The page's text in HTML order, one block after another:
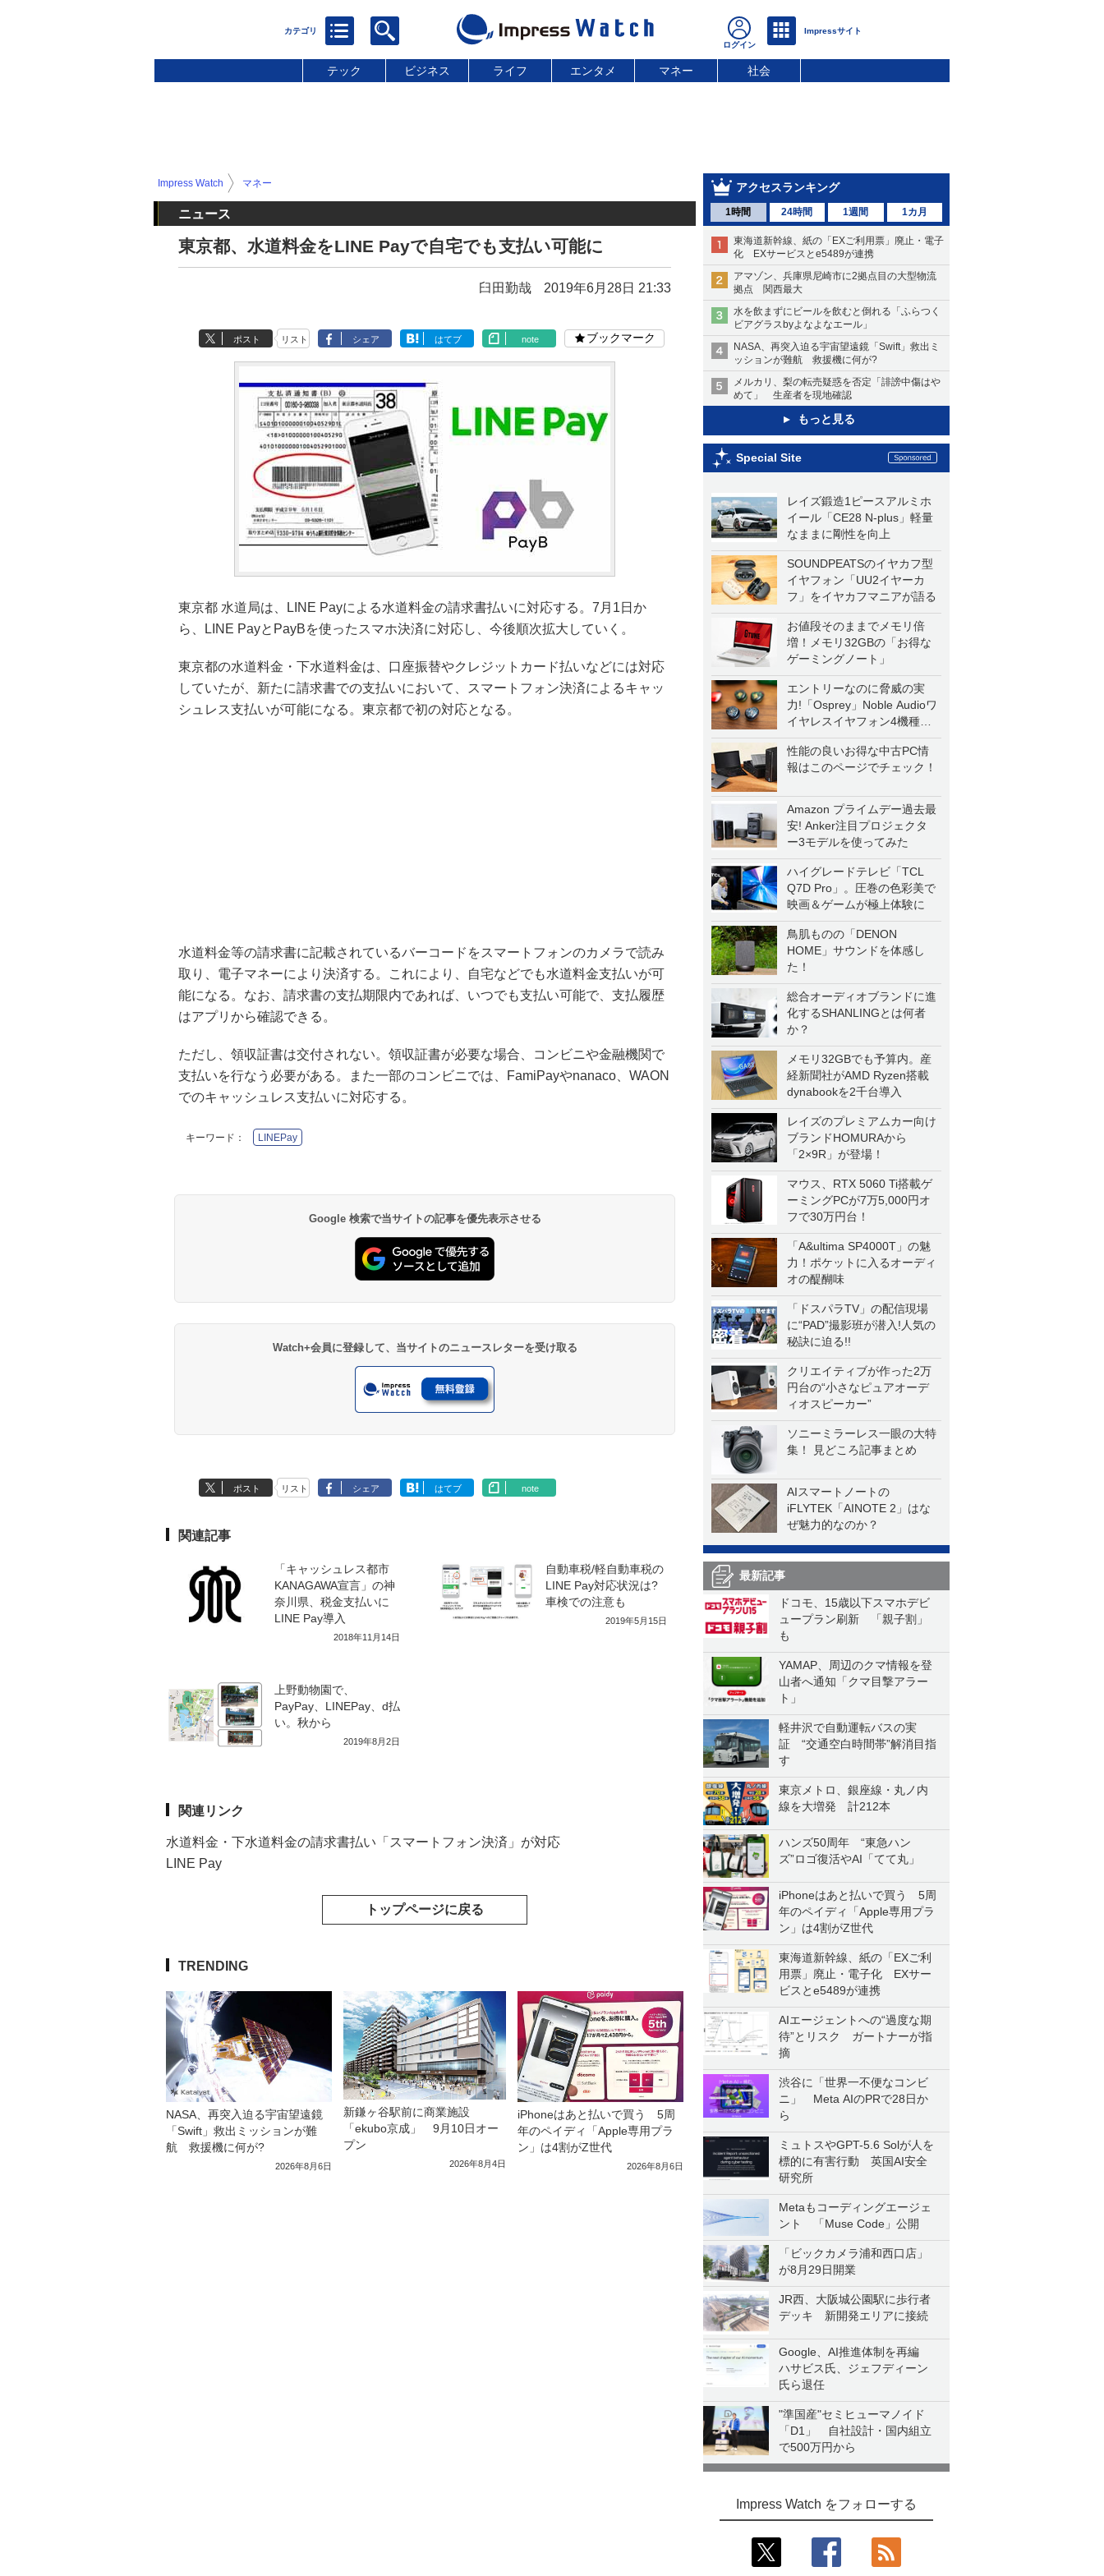
テック ビジネス ライフ エンタメ マネー 社会
アクセスランキング
1時間 24時間 1週間 1カ月
東海道新幹線、紙の「EXご利用票」廃止・電子
化 EXサービスとe5489が連携
アマゾン、兵庫県尼崎市に2拠点目の大型物流
拠点 関西最大
水を飲まずにビールを飲むと倒れる「ふらつく
ビアグラスbyよなよなエール」
NASA、再突入迫る宇宙望遠鏡「Swift」救出ミ
ッションが難航 救援機に何が?
メルカリ、梨の転売疑惑を否定「誹謗中傷はや
めて」 生産者を現地確認
もっと見る
Special Site
レイズ鍛造1ピースアルミホ
イール「CE28 N-plus」軽量
なままに剛性を向上
SOUNDPEATSのイヤカフ型
イヤフォン「UU2イヤーカ
フ」をイヤカフマニアが語る
お値段そのままでメモリ倍
増！メモリ32GBの「お得な
ゲーミングノート」
エントリーなのに脅威の実
力!「Osprey」Noble Audioワ
イヤレスイヤフォン4機種を
一気に聴く
性能の良いお得な中古PC情
報はこのページでチェック！
Amazon プライムデー過去最
安! Anker注目プロジェクタ
ー3モデルを使ってみた
ハイグレードテレビ「TCL
Q7D Pro」。圧巻の色彩美で
映画＆ゲームが極上体験に
鳥肌ものの「DENON
HOME」サウンドを体感し
た！
総合オーディオブランドに進
化するSHANLINGとは何者
か？
メモリ32GBでも予算内。産
経新聞社がAMD Ryzen搭載
dynabookを2千台導入
レイズのプレミアムカー向け
ブランドHOMURAから
「2×9R」が登場！
マウス、RTX 5060 Ti搭載ゲ
ーミングPCが7万5,000円オ
フで30万円台！
「A&ultima SP4000T」の魅
力！ポケットに入るオーディ
オの醍醐味
「ドスパラTV」の配信現場
に“PAD”撮影班が潜入!人気の
秘訣に迫る!!
クリエイティブが作った2万
円台の“小さなピュアオーデ
ィオスピーカー”
ソニーミラーレス一眼の大特
集！ 見どころ記事まとめ
AIスマートノートの
iFLYTEK「AINOTE 2」はな
ぜ魅力的なのか？
最新記事
ドコモ、15歳以下スマホデビ
ュープラン刷新 「親子割」
も
YAMAP、周辺のクマ情報を登
山者へ通知「クマ目撃アラー
ト」
軽井沢で自動運転バスの実
証 “交通空白時間帯”解消目指
す
東京メトロ、銀座線・丸ノ内
線を大増発 計212本
ハンズ50周年 “東急ハン
ズ”ロゴ復活やAI「てて丸」
iPhoneはあと払いで買う 5周
年のペイディ「Apple専用プラ
ン」は4割がZ世代
東海道新幹線、紙の「EXご利
用票」廃止・電子化 EXサー
ビスとe5489が連携
AIエージェントへの“過度な期
待”とリスク ガートナーが指
摘
渋谷に「世界一不便なコンビ
ニ」 Meta AIのPRで28日か
ら
ミュトスやGPT-5.6 Solが人を
標的に有害行動 英国AI安全
研究所
Metaもコーディングエージェ
ント 「Muse Code」公開
「ビックカメラ浦和西口店」
が8月29日開業
JR西、大阪城公園駅に歩行者
デッキ 新開発エリアに接続
Google、AI推進体制を再編
ハサビス氏、ジェフディーン
氏ら退任
"準国産"セミヒューマノイド
「D1」 自社設計・国内組立
で500万円から
Impress Watch をフォローする
Impress Watch マネー
ニュース
東京都、水道料金をLINE Payで自宅でも支払い可能に
臼田勤哉 2019年6月28日 21:33
ポスト リスト シェア はてブ note ブックマーク
東京都 水道局は、LINE Payによる水道料金の請求書払いに対応する。7月1日か
ら、LINE PayとPayBを使ったスマホ決済に対応し、今後順次拡大していく。
東京都の水道料金・下水道料金は、口座振替やクレジットカード払いなどには対応
していたが、新たに請求書での支払いにおいて、スマートフォン決済によるキャッ
シュレス支払いが可能になる。東京都で初の対応となる。
水道料金等の請求書に記載されているバーコードをスマートフォンのカメラで読み
取り、電子マネーにより決済する。これにより、自宅などでも水道料金支払いが可
能になる。なお、請求書の支払期限内であれば、いつでも支払い可能で、支払履歴
はアプリから確認できる。
ただし、領収証書は交付されない。領収証書が必要な場合、コンビニや金融機関で
支払いを行なう必要がある。また一部のコンビニでは、FamiPayやnanaco、WAON
でのキャッシュレス支払いに対応する。
キーワード： LINEPay
Google 検索で当サイトの記事を優先表示させる
Watch+会員に登録して、当サイトのニュースレターを受け取る
ポスト リスト シェア はてブ note
関連記事
「キャッシュレス都市
KANAGAWA宣言」の神
奈川県、税金支払いに
LINE Pay導入
2018年11月14日
自動車税/軽自動車税の
LINE Pay対応状況は?
車検での注意も
2019年5月15日
上野動物園で、
PayPay、LINEPay、d払
い。秋から
2019年8月2日
関連リンク
水道料金・下水道料金の請求書払い「スマートフォン決済」が対応
LINE Pay
トップページに戻る
TRENDING
NASA、再突入迫る宇宙望遠鏡
「Swift」救出ミッションが難
航 救援機に何が?
2026年8月6日
新鎌ヶ谷駅前に商業施設
「ekubo京成」 9月10日オー
プン
2026年8月4日
iPhoneはあと払いで買う 5周
年のペイディ「Apple専用プラ
ン」は4割がZ世代
2026年8月6日